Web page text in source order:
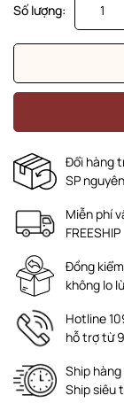
Số lượng:
Đổi hàng
SP
Miễn phí
FREESHIP
Đồng
không lo
Hotline
hỗ trợ từ
Ship
Ship siêu